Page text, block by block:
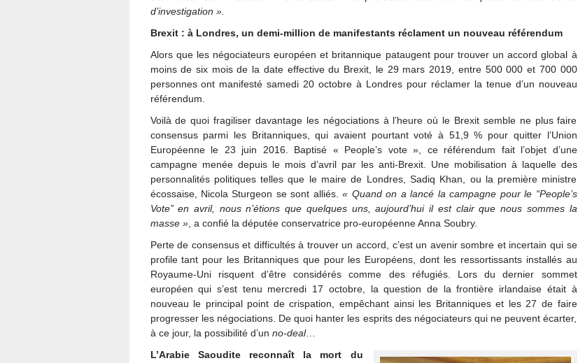
d’investigation ».
Brexit : à Londres, un demi-million de manifestants réclament un nouveau référendum
Alors que les négociateurs européen et britannique pataugent pour trouver un accord global à
moins de six mois de la date effective du Brexit, le 29 mars 2019, entre 500 000 et 700 000
personnes ont manifesté samedi 20 octobre à Londres pour réclamer la tenue d’un nouveau
référendum.
Voilà de quoi fragiliser davantage les négociations à l’heure où le Brexit semble ne plus faire
consensus parmi les Britanniques, qui avaient pourtant voté à 51,9 % pour quitter l’Union
Européenne le 23 juin 2016. Baptisé « People’s vote », ce référendum fait l’objet d’une
campagne menée depuis le mois d’avril par les anti-Brexit. Une mobilisation à laquelle des
personnalités politiques telles que le maire de Londres, Sadiq Khan, ou la première ministre
écossaise, Nicola Sturgeon se sont alliés.« Quand on a lancé la campagne pour le “People’s
Vote” en avril, nous n’étions que quelques uns, aujourd’hui il est clair que nous sommes la
masse », a confié la députée conservatrice pro-européenne Anna Soubry.
Perte de consensus et difficultés à trouver un accord, c’est un avenir sombre et incertain qui se
profile tant pour les Britanniques que pour les Européens, dont les ressortissants installés au
Royaume-Uni risquent d’être considérés comme des réfugiés. Lors du dernier sommet
européen qui s’est tenu mercredi 17 octobre, la question de la frontière irlandaise était à
nouveau le principal point de crispation, empêchant ainsi les Britanniques et les 27 de faire
progresser les négociations. De quoi hanter les esprits des négociateurs qui ne peuvent écarter,
à ce jour, la possibilité d’un no-deal…
L’Arabie Saoudite reconnaît la mort du